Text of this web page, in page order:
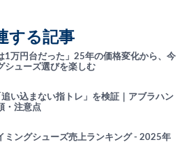
する記事
1万円台だった」25年の価格変化から、今
シューズ選びを楽しむ
い込まない指トレ」を検証｜アブラハン
・注意点
ミングシューズ売上ランキング - 2025年